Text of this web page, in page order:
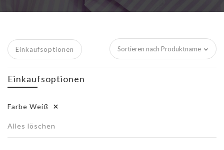
Einkaufsoptionen
Einkaufsoptionen
Farbe Weiß
Alles löschen